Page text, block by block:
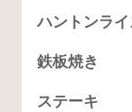
ハントンライ
鉄板焼き
ステーキ